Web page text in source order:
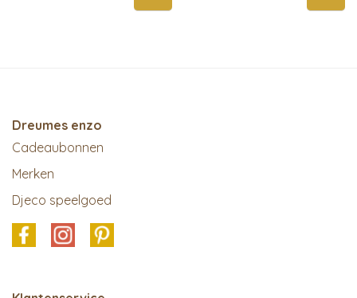
Dreumes enzo
Cadeaubonnen
Merken
Djeco speelgoed